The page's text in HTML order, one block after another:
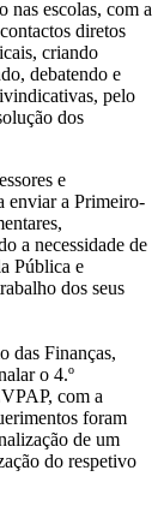
nas escolas, com a
diretos
criando
debatendo e
pelo
dos
e
enviar a Primeiro-
a necessidade de
Pública e
dos seus
das Finanças,
o 4.º
com a
foram
de um
do respetivo